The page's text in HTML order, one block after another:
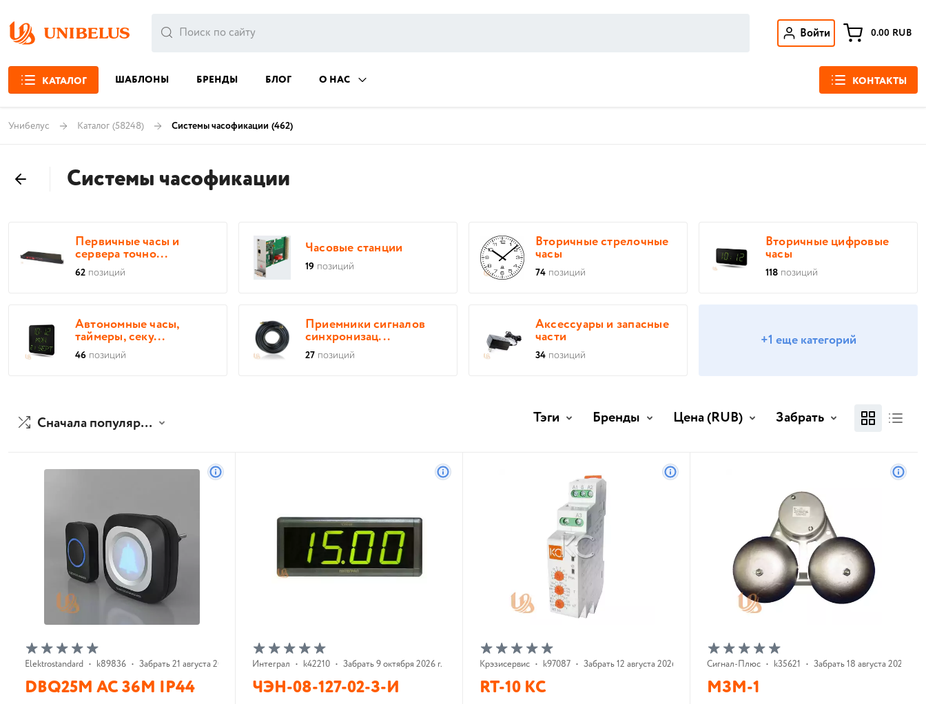
Войти 0.00 RUB
КАТАЛОГ ШАБЛОНЫ БРЕНДЫ БЛОГ О НАС КОНТАКТЫ
Унибелус Каталог (58248) Системы часофикации (462)
Системы часофикации
Первичные часы и
сервера точно...
62 позиций
Часовые станции
19 позиций
Вторичные стрелочные
часы
74 позиций
Вторичные цифровые
часы
118 позиций
Автономные часы,
таймеры, секу...
46 позиций
Приемники сигналов
синхронизац...
27 позиций
Аксессуары и запасные
части
34 позиций
+1 еще категорий
Сначала популярные Тэги Бренды Цена(RUB) Забрать
Elektrostandard • k89836 • Забрать 21 августа 2026 г.
DBQ25M AC 36M IP44
Интеграл • k42210 • Забрать 9 октября 2026 г.
ЧЭН-08-127-02-З-И
Крэзисервис • k97087 • Забрать 12 августа 2026 г.
RT-10 КС
Сигнал-Плюс • k35621 • Забрать 18 августа 2026 г.
МЗМ-1